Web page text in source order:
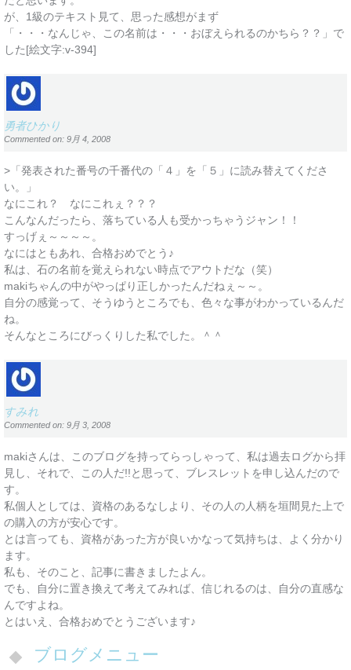
が、1級のテキスト見て、思った感想がまず
「・・・なんじゃ、この名前は・・・おぼえられるのかちら？？」で
した[絵文字:v-394]
勇者ひかり
Commented on: 9月 4, 2008
>「発表された番号の千番代の「４」を「５」に読み替えてくださ
い。」
なにこれ？ なにこれぇ？？？
こんなんだったら、落ちている人も受かっちゃうジャン！！
すっげぇ～～～～。
なにはともあれ、合格おめでとう♪
私は、石の名前を覚えられない時点でアウトだな（笑）
makiちゃんの中がやっぱり正しかったんだねぇ～～。
自分の感覚って、そうゆうところでも、色々な事がわかっているんだ
ね。
そんなところにびっくりした私でした。＾＾
すみれ
Commented on: 9月 3, 2008
makiさんは、このブログを持ってらっしゃって、私は過去ログから拝
見し、それで、この人だ!!と思って、ブレスレットを申し込んだので
す。
私個人としては、資格のあるなしより、その人の人柄を垣間見た上で
の購入の方が安心です。
とは言っても、資格があった方が良いかなって気持ちは、よく分かり
ます。
私も、そのこと、記事に書きましたよん。
でも、自分に置き換えて考えてみれば、信じれるのは、自分の直感な
んですよね。
とはいえ、合格おめでとうございます♪
ブログメニュー